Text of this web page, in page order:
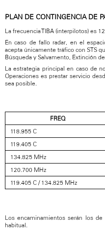
PLAN DE CONTINGENCIA DE
La frecuencia TIBA (interpilotos) es
En caso de fallo radar, en el
acepta únicamente tráfico con STS
Búsqueda y Salvamento, Extinción
La estrategia principal en caso de
Operaciones es prestar servicio
sea posible.
FREQ
118.955 C
119.405 C
134.825 MHz
120.700 MHz
119.405 C / 134.825 MHz
Los encaminamientos serán los
habitual.